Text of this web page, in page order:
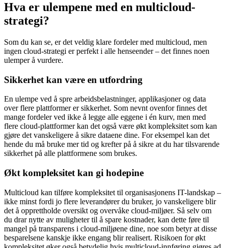
Hva er ulempene med en multicloud-
strategi?
Som du kan se, er det veldig klare fordeler med multicloud, men
ingen cloud-strategi er perfekt i alle henseender – det finnes noen
ulemper å vurdere.
Sikkerhet kan være en utfordring
En ulempe ved å spre arbeidsbelastninger, applikasjoner og data
over flere plattformer er sikkerhet. Som nevnt ovenfor finnes det
mange fordeler ved ikke å legge alle eggene i én kurv, men med
flere cloud-plattformer kan det også være økt kompleksitet som kan
gjøre det vanskeligere å sikre dataene dine. For eksempel kan det
hende du må bruke mer tid og krefter på å sikre at du har tilsvarende
sikkerhet på alle plattformene som brukes.
Økt kompleksitet kan gi hodepine
Multicloud kan tilføre kompleksitet til organisasjonens IT-landskap –
ikke minst fordi jo flere leverandører du bruker, jo vanskeligere blir
det å opprettholde oversikt og overvåke cloud-miljøer. Så selv om
du drar nytte av muligheter til å spare kostnader, kan dette føre til
mangel på transparens i cloud-miljøene dine, noe som betyr at disse
besparelsene kanskje ikke engang blir realisert. Risikoen for økt